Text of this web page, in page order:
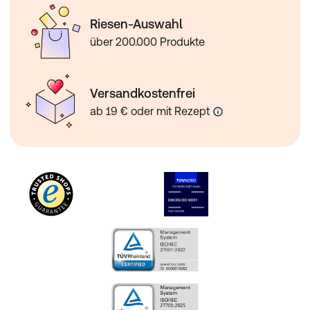
Phenothiazine, Barbiturate)
Verstärkter Blutdruckabfall
Arzneimittel zur Behandlung von
Herzrhythmusstörungen (Disopyramid)
Herzschlagfolge, Herzrhythmusstörungen
Arzneimittel gegen Migräne, die Ergotamin enthalten
stark verminderte Durchblutung der Arme oder Beine
Rifampicin (Arzneimittel zur Behandlung der
Herzrhythmusstörungen)
verstärkte (Cimetidin, Lidocain) oder verminderte
(Rifampicin) blutdrucksenkende Wirkung
schleimhautabschwellende Wirkstoffe enthalten (sog.
sympathomimetisch wirksame Substanzen [Adrenalin-
Noradrenalin ähnlich] in Hustenmittel, Nasen- und
starker Blutdruckanstieg
Riesen-Auswahl
über 200.000 Produkte
Versandkostenfrei
ab 19 € oder mit Rezept